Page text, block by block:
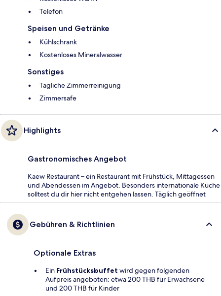
Telefon
Speisen und Getränke
Kühlschrank
Kostenloses Mineralwasser
Sonstiges
Tägliche Zimmerreinigung
Zimmersafe
Highlights
Gastronomisches Angebot
Kaew Restaurant – ein Restaurant mit Frühstück, Mittagessen
und Abendessen im Angebot. Besonders internationale Küche
solltest du dir hier nicht entgehen lassen. Täglich geöffnet
Gebühren & Richtlinien
Optionale Extras
Ein Frühstücksbuffet wird gegen folgenden
Aufpreis angeboten: etwa 200 THB für Erwachsene
und 200 THB für Kinder